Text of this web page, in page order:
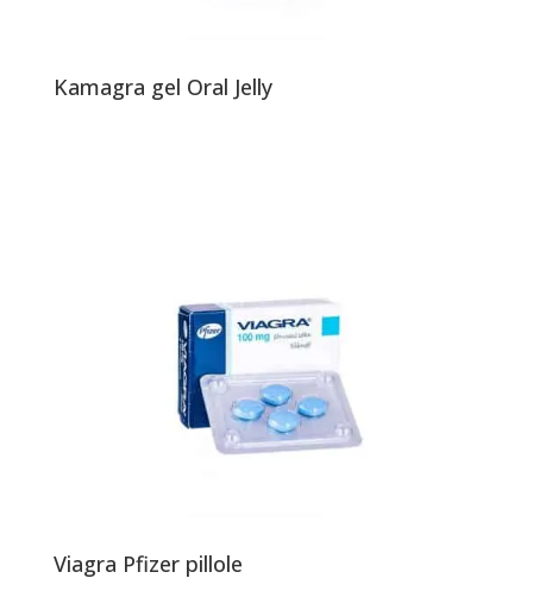
Kamagra gel Oral Jelly
Viagra Pfizer pillole